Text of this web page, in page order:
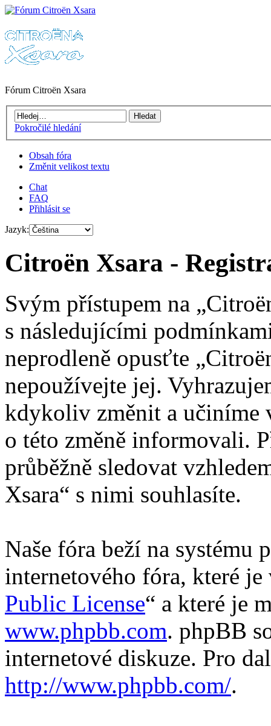
Fórum Citroën Xsara
Pokročilé hledání
Obsah fóra
Změnit velikost textu
Chat
FAQ
Přihlásit se
Jazyk:
Citroën Xsara -
Svým přístupem na
s následujícími
neprodleně opusťte
nepoužívejte jej.
kdykoliv změnit a učiníme
o této změně informovali.
průběžně sledovat
Xsara“ s nimi souhlasíte.
Naše fóra beží na systému
internetového fóra, které
Public License“ a které je
www.phpbb.com. phpBB
internetové diskuze. Pro
http://www.phpbb.com/.